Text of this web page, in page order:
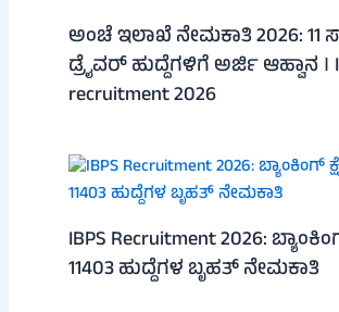
ಅಂಚೆ ಇಲಾಖೆ ನೇಮಕಾತಿ 2026: 11
ಡ್ರೈವರ್ ಹುದ್ದೆಗಳಿಗೆ ಅರ್ಜಿ ಆಹ್ವಾನ ।
recruitment 2026
IBPS Recruitment 2026:
11403 ಹುದ್ದೆಗಳ ಬೃಹತ್ ನೇಮಕಾತಿ